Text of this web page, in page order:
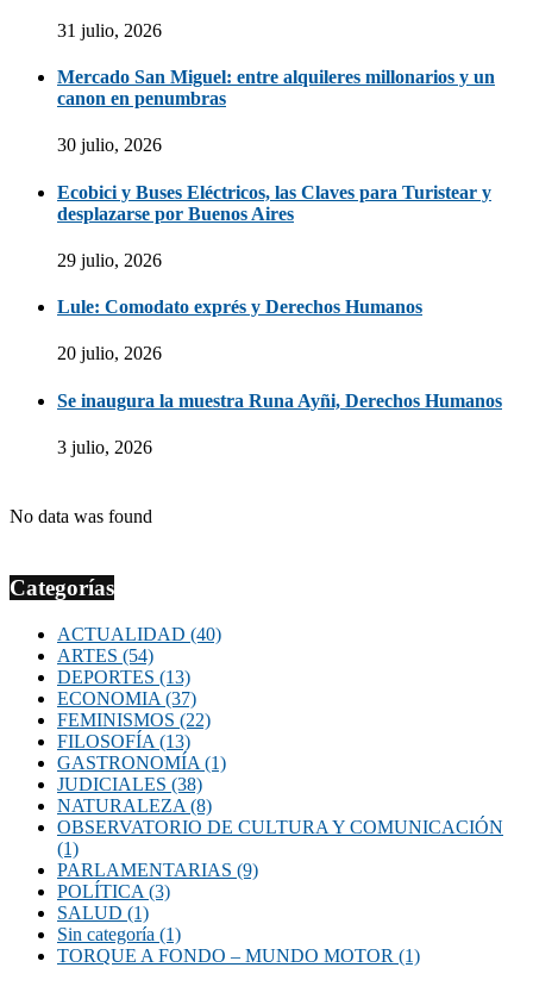
31 julio, 2026
Mercado San Miguel: entre alquileres millonarios y un
canon en penumbras
30 julio, 2026
Ecobici y Buses Eléctricos, las Claves para Turistear y
desplazarse por Buenos Aires
29 julio, 2026
Lule: Comodato exprés y Derechos Humanos
20 julio, 2026
Se inaugura la muestra Runa Ayñi, Derechos Humanos
3 julio, 2026
No data was found
Categorías
ACTUALIDAD (40)
ARTES (54)
DEPORTES (13)
ECONOMIA (37)
FEMINISMOS (22)
FILOSOFÍA (13)
GASTRONOMÍA (1)
JUDICIALES (38)
NATURALEZA (8)
OBSERVATORIO DE CULTURA Y COMUNICACIÓN
(1)
PARLAMENTARIAS (9)
POLÍTICA (3)
SALUD (1)
Sin categoría (1)
TORQUE A FONDO – MUNDO MOTOR (1)